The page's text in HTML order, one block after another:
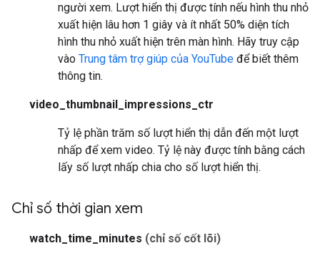
người xem. Lượt hiển thị được tính nếu hình thu nhỏ
xuất hiện lâu hơn 1 giây và ít nhất 50% diện tích
hình thu nhỏ xuất hiện trên màn hình. Hãy truy cập
vào Trung tâm trợ giúp của YouTube để biết thêm
thông tin.
video_thumbnail_impressions_ctr
Tỷ lệ phần trăm số lượt hiển thị dẫn đến một lượt
nhấp để xem video. Tỷ lệ này được tính bằng cách
lấy số lượt nhấp chia cho số lượt hiển thị.
Chỉ số thời gian xem
watch_time_minutes (chỉ số cốt lõi)